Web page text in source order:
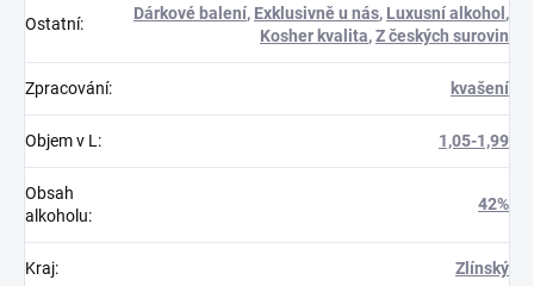
Ostatní:
Dárkové balení, Exklusivně u nás, Luxusní alkohol ,
Kosher kvalita,Z českých surovin
Zpracování: kvašení
Objem v L : 1,05-1,99
Obsah
alkoholu:
42%
Kraj: Zlínský